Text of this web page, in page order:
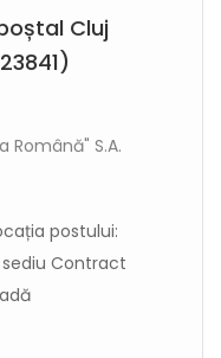
Cluj
Română" S.A.
postului:
sediu Contract